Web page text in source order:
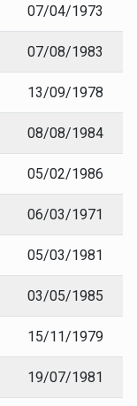
07/04/1973
07/08/1983
13/09/1978
08/08/1984
05/02/1986
06/03/1971
05/03/1981
03/05/1985
15/11/1979
19/07/1981